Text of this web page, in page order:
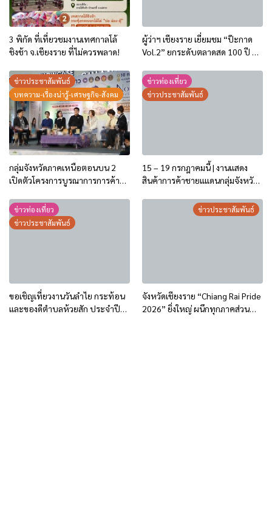
3 พิกัด ที่เที่ยวชมงานเทศกาลโล้
ชิงช้า จ.เชียงราย ที่ไม่ควรพลาด!
ผู้ว่าฯ เชียงราย เยี่ยมชม “ป๊ะกาด
Vol.2” ยกระดับตลาดสด 100 ปี สู่
เศรษฐกิจสร้างสรรค์และการท่อง
เที่ยวของเมือง
ข่าวประชาสัมพันธ์
บทความ-เรื่องน่ารู้-เศรษฐกิจ-สังคม
กลุ่มจังหวัดภาคเหนือตอนบน 2
เปิดตัวโครงการบูรณาการการค้า
กระตุ้นการใช้จ่ายของประชาชน
และนักท่องเที่ยว
ข่าวท่องเที่ยว
ข่าวประชาสัมพันธ์
15 – 19 กรกฎาคมนี้ | งานแสดง
สินค้าการค้าชายแแดนกลุ่มจังหวัด
ข่าวท่องเที่ยว
ข่าวประชาสัมพันธ์
ขอเชิญเที่ยวงานวันลำไย กระท้อน
และของดีตำบลห้วยสัก ประจำปี
ข่าวประชาสัมพันธ์
จังหวัดเชียงราย “Chiang Rai Pride
2026” ยิ่งใหญ่ ผนึกทุกภาคส่วน